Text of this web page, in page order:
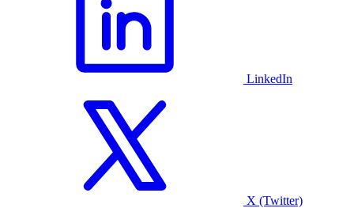
LinkedIn
X (Twitter)